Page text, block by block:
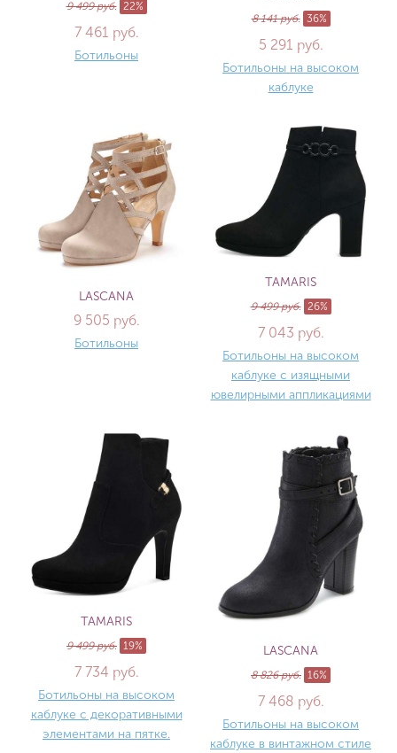
9 499 руб. 22%
7 461 руб.
Ботильоны
8 141 руб. 36%
5 291 руб.
Ботильоны на высоком
каблуке
LASCANA
9 505 руб.
Ботильоны
TAMARIS
9 499 руб. 26%
7 043 руб.
Ботильоны на высоком
каблуке с изящными
ювелирными аппликациями
TAMARIS
9 499 руб. 19%
7 734 руб.
Ботильоны на высоком
каблуке с декоративными
элементами на пятке.
LASCANA
8 826 руб. 16%
7 468 руб.
Ботильоны на высоком
каблуке в винтажном стиле